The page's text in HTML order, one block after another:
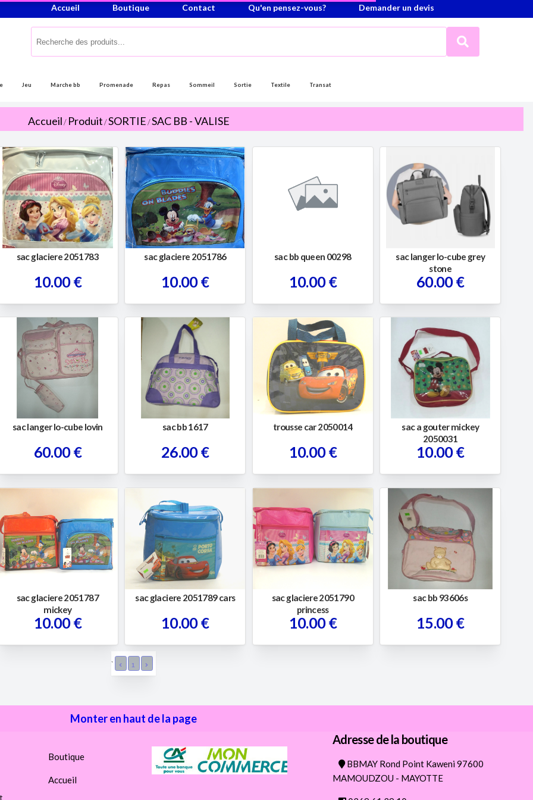
Accueil Boutique Contact Qu'en pensez-vous? Demander un devis
Jeu Marche bb Promenade Repas Sommeil Sortie Textile Transat
Accueil/ Produit/SORTIE/SAC BB - VALISE
sac glaciere 2051783
10.00 €
sac glaciere 2051786
10.00 €
sac bb queen 00298
10.00 €
sac langer lo-cube grey
stone
60.00 €
sac langer lo-cube lovin
60.00 €
sac bb 1617
26.00 €
trousse car 2050014
10.00 €
sac a gouter mickey
2050031
10.00 €
sac glaciere 2051787
mickey
10.00 €
sac glaciere 2051789 cars
10.00 €
sac glaciere 2051790
princess
10.00 €
sac bb 93606s
15.00 €
` 1
Monter en haut de la page
Boutique
Accueil
Adresse de la boutique
BBMAY Rond Point Kaweni 97600
MAMOUDZOU - MAYOTTE